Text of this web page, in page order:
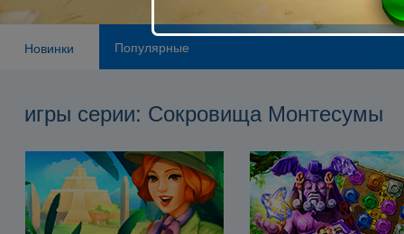
Новинки Популярные
игры серии: Сокровища Монтесумы